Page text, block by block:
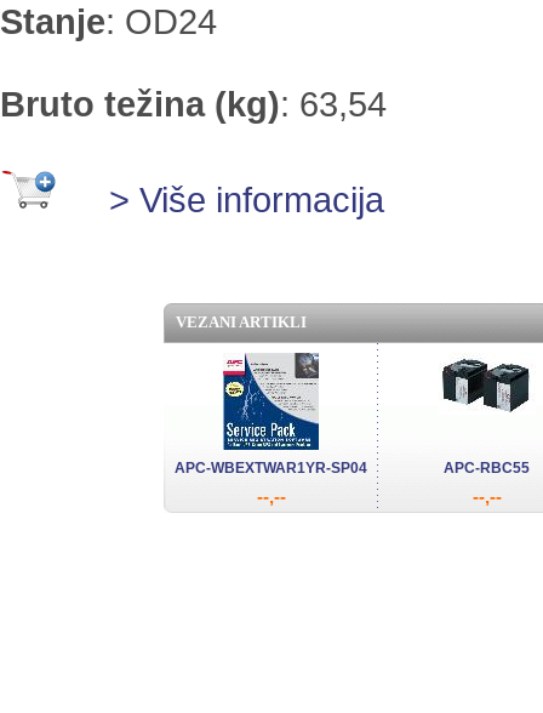
Stanje: OD24
Bruto težina (kg): 63,54
> Više informacija
VEZANI ARTIKLI
APC-WBEXTWAR1YR-SP04
--,--
APC-RBC55
--,--